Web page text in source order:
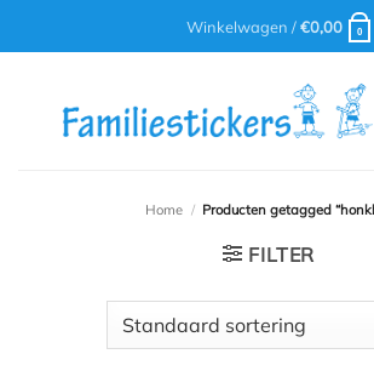
Winkelwagen /€0,00 0
Home / Producten getagged
FILTER